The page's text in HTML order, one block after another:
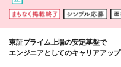
…………………
有（契約期
上限5年／正
同条件
東証プライム上場の安定基盤で
エンジニアとしてのキャリアアッ